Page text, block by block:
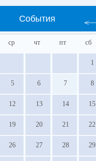
События
ср чт пт сб
1
5 6 7 8
12 13 14 15
19 20 21 22
26 27 28 29